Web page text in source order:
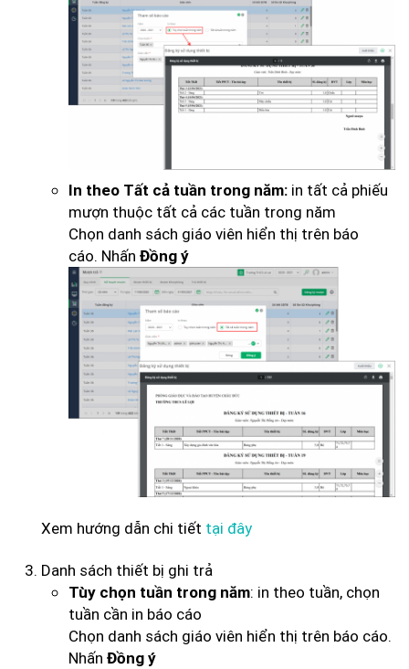
In theo Tất cả tuần trong năm: in tất cả phiếu
mượn thuộc tất cả các tuần trong năm
Chọn danh sách giáo viên hiển thị trên báo
cáo. Nhấn Đồng ý
Xem hướng dẫn chi tiết tại đây
Danh sách thiết bị ghi trả
Tùy chọn tuần trong năm: in theo tuần, chọn
tuần cần in báo cáo
Chọn danh sách giáo viên hiển thị trên báo cáo.
Nhấn Đồng ý